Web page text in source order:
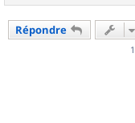
Répondre